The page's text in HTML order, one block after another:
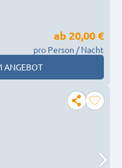
ab 20,00 €
pro Person / Nacht
ANGEBOT